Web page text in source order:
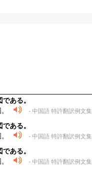
ある。
- 中国語 特許翻訳例文集
ある。
- 中国語 特許翻訳例文集
ある。
- 中国語 特許翻訳例文集